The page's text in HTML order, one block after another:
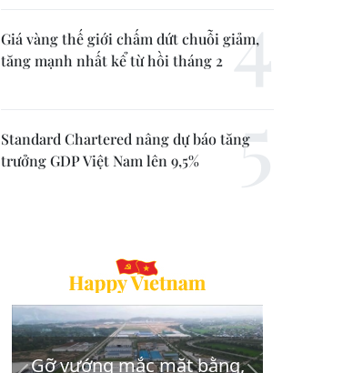
Giá vàng thế giới chấm dứt chuỗi giảm,
tăng mạnh nhất kể từ hồi tháng 2
Standard Chartered nâng dự báo tăng
trưởng GDP Việt Nam lên 9,5%